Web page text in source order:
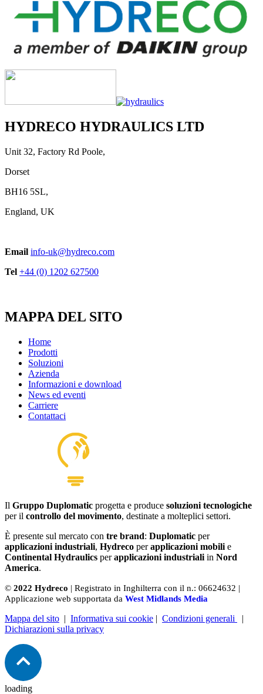
HYDRECO HYDRAULICS LTD
Unit 32, Factory Rd Poole,
Dorset
BH16 5SL,
England, UK
Email info-uk@hydreco.com
Tel +44 (0) 1202 627500
MAPPA DEL SITO
Home
Prodotti
Soluzioni
Azienda
Informazioni e download
News ed eventi
Carriere
Contattaci
Il Gruppo Duplomatic progetta e produce soluzioni tecnologiche
per il controllo del movimento, destinate a molteplici settori.
È presente sul mercato con tre brand: Duplomatic per
applicazioni industriali, Hydreco perapplicazioni mobili e
Continental Hydraulics perapplicazioni industriali in Nord
America.
© 2022 Hydreco | Registrato in Inghilterra con il n.: 06624632 |
Applicazione web supportata da West Midlands Media
Mappa del sito | Informativa sui cookie | Condizioni generali
|
Dichiarazioni sulla privacy
loading